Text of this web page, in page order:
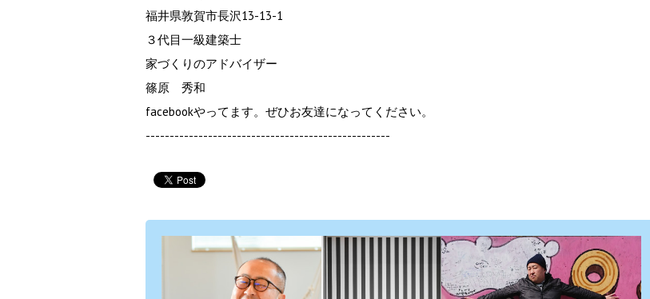
福井県敦賀市長沢13-13-1
３代目一級建築士
家づくりのアドバイザー
篠原 秀和
facebookやってます。ぜひお友達になってください。
---------------------------------------------------